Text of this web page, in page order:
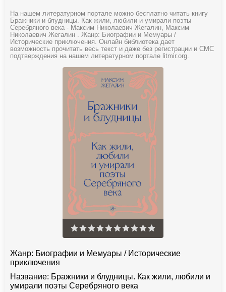
На нашем литературном портале можно бесплатно читать книгу
Бражники и блудницы. Как жили, любили и умирали поэты
Серебряного века - Максим Николаевич Жегалин, Максим
Николаевич Жегалин . Жанр: Биографии и Мемуары /
Исторические приключения. Онлайн библиотека дает
возможность прочитать весь текст и даже без регистрации и СМС
подтверждения на нашем литературном портале litmir.org.
Жанр: Биографии и Мемуары / Исторические
приключения
Название: Бражники и блудницы. Как жили, любили и
умирали поэты Серебряного века